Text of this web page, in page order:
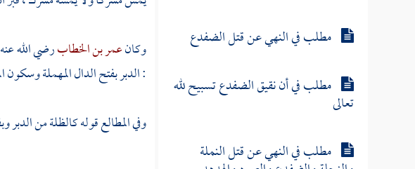
مطلب في النهي عن قتل الضفدع
مطلب في أن نقيق الضفدع تسبيح لله
تعالى
مطلب في النهي عن قتل النملة
وكانعمر بن الخطابرضي الله
: الدبر بفتح الدال المهملة وسكون
وفي المطالع قوله كالظلة من الدبر